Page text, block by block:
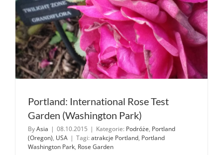
Portland: International Rose Test
Garden (Washington Park)
ByAsia | 08.10.2015 | Kategorie: Podróże, Portland
(Oregon), USA | Tagi: atrakcje Portland, Portland
Washington Park, Rose Garden